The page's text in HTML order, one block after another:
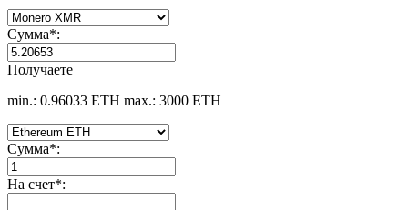
Сумма*:
Получаете
min.: 0.96033 ETH max.: 3000 ETH
Сумма*:
На счет*: